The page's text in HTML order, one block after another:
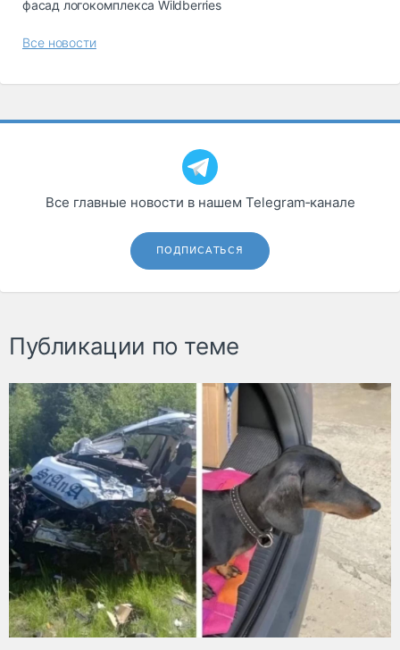
фасад логокомплекса Wildberries
Все новости
Все главные новости в нашем Telegram‑канале
ПОДПИСАТЬСЯ
Публикации по теме